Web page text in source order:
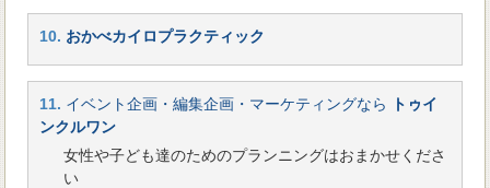
10. おかべカイロプラクティック
11. イベント企画・編集企画・マーケティングなら
トゥイ
ンクルワン
女性や子ども達のためのプランニングはおまかせくださ
い